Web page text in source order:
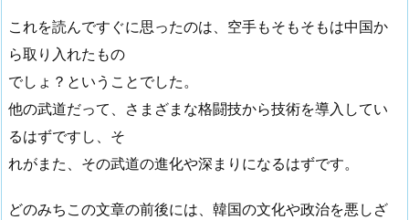
これを読んですぐに思ったのは、空手もそもそもは中国か
ら取り入れたもの
でしょ？ということでした。
他の武道だって、さまざまな格闘技から技術を導入してい
るはずですし、そ
れがまた、その武道の進化や深まりになるはずです。
どのみちこの文章の前後には、韓国の文化や政治を悪しざ